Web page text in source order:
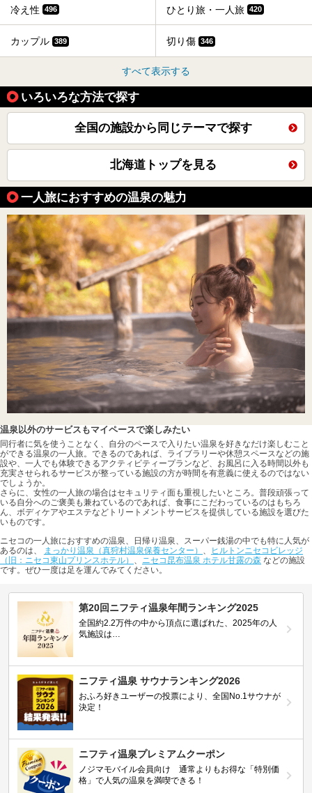
冷え性 496 ひとり旅・一人旅 420
カップル 389 切り傷 346
すべて表示する
いろいろな方法で探す
全国の施設から同じテーマで探す
北海道トップを見る
一人旅におすすめの温泉の魅力
温泉以外のサービスもマイペースで楽しみたい
同行者に気を使うことなく、自分のペースで入りたい温泉を好きなだけ楽しむこと
ができる温泉の一人旅。できるのであれば、ライブラリーや休憩スペースなどの施
設や、一人でも体験できるアクティビティープランなど、お風呂に入る時間以外も
充実させられるサービスが整っている施設の方が時間を有意義に使えるのではない
でしょうか。
さらに、女性の一人旅の場合はセキュリティ面も重視したいところ。普段頑張って
いる自分へのご褒美も兼ねているのであれば、食事にこだわっているのはもちろ
ん、ボディケアやエステなどトリートメントサービスを提供している施設を選びた
いものです。
ニセコの一人旅におすすめの温泉、日帰り温泉、スーパー銭湯の中でも特に人気が
あるのは、
まっかり温泉（真狩村温泉保養センター） 、
ヒルトンニセコビレッジ
（旧：ニセコ東山プリンスホテル） 、 ニセコ昆布温泉 ホテル甘露の森 などの施設
です。ぜひ一度は足を運んでみてください。
第20回ニフティ温泉年間ランキング2025
全国約2.2万件の中から頂点に選ばれた、2025年の人
気施設は…
ニフティ温泉 サウナランキング2026
おふろ好きユーザーの投票により、全国No.1サウナが
決定！
ニフティ温泉プレミアムクーポン
ノジマモバイル会員向け 通常よりもお得な「特別価
格」で人気の温泉を満喫できる！